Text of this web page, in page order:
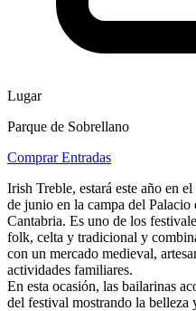
Lugar
Parque de Sobrellano
Comprar Entradas
Irish Treble, estará este año en
de junio en la campa del
Cantabria. Es uno de los
folk, celta y tradicional y
con un mercado medieval,
actividades familiares.
En esta ocasión, las bailarinas
del festival mostrando la belleza